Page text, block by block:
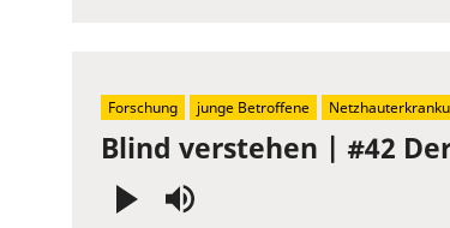
Blind verstehen | #42
Forschung junge Betroffene